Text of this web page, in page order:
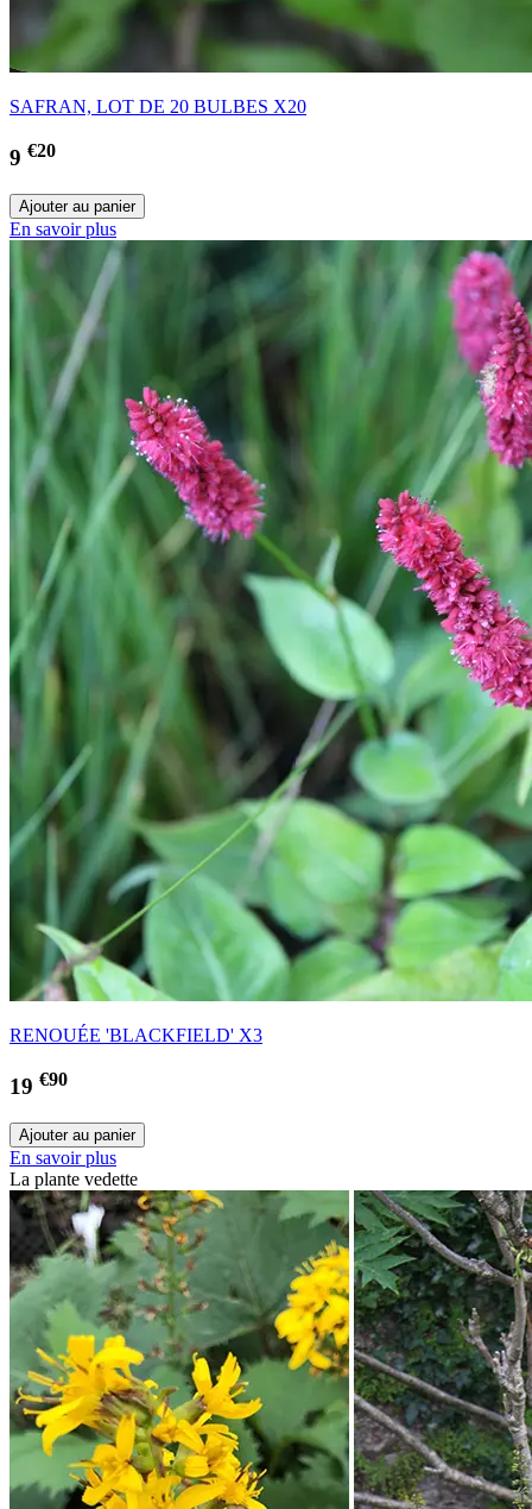
SAFRAN, LOT DE 20 BULBES X20
9 €20
En savoir plus
RENOUÉE 'BLACKFIELD' X3
19 €90
En savoir plus
La plante vedette